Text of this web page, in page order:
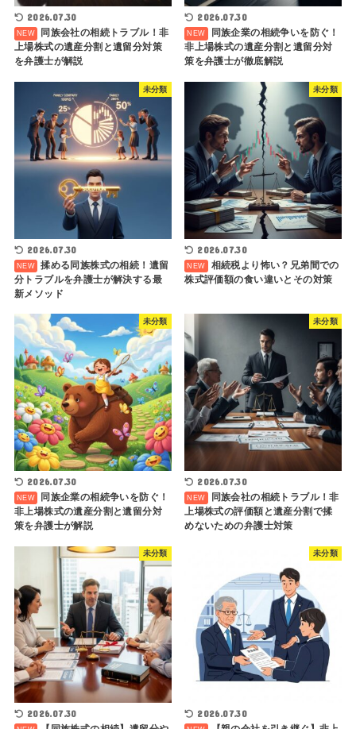
2026.07.30
同族会社の相続トラブル！非
上場株式の遺産分割と遺留分対策
を弁護士が解説
2026.07.30
同族企業の相続争いを防ぐ！
非上場株式の遺産分割と遺留分対
策を弁護士が徹底解説
未分類
2026.07.30
揉める同族株式の相続！遺留
分トラブルを弁護士が解決する最
新メソッド
未分類
2026.07.30
相続税より怖い？兄弟間での
株式評価額の食い違いとその対策
未分類
2026.07.30
同族企業の相続争いを防ぐ！
非上場株式の遺産分割と遺留分対
策を弁護士が解説
未分類
2026.07.30
同族会社の相続トラブル！非
上場株式の評価額と遺産分割で揉
めないための弁護士対策
未分類
2026.07.30
未分類
2026.07.30